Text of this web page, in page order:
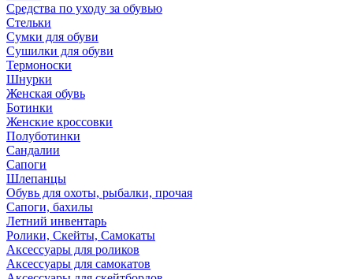
Средства по уходу за обувью
Стельки
Сумки для обуви
Сушилки для обуви
Термоноски
Шнурки
Женская обувь
Ботинки
Женские кроссовки
Полуботинки
Сандалии
Сапоги
Шлепанцы
Обувь для охоты, рыбалки, прочая
Сапоги, бахилы
Летний инвентарь
Ролики, Скейты, Самокаты
Аксессуары для роликов
Аксессуары для самокатов